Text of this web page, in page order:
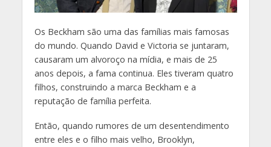
Os Beckham são uma das famílias mais famosas
do mundo. Quando David e Victoria se juntaram,
causaram um alvoroço na mídia, e mais de 25
anos depois, a fama continua. Eles tiveram quatro
filhos, construindo a marca Beckham e a
reputação de família perfeita.
Então, quando rumores de um desentendimento
entre eles e o filho mais velho, Brooklyn,